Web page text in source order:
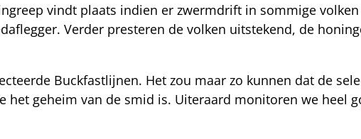
vindt plaats indien er zwermdrift in sommige
Verder presteren de volken uitstekend, de
Buckfastlijnen. Het zou maar zo kunnen dat de
het geheim van de smid is. Uiteraard monitoren we heel